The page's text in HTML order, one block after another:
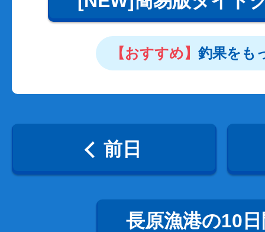
【おすすめ】 釣果をも
前日
長原漁港の10